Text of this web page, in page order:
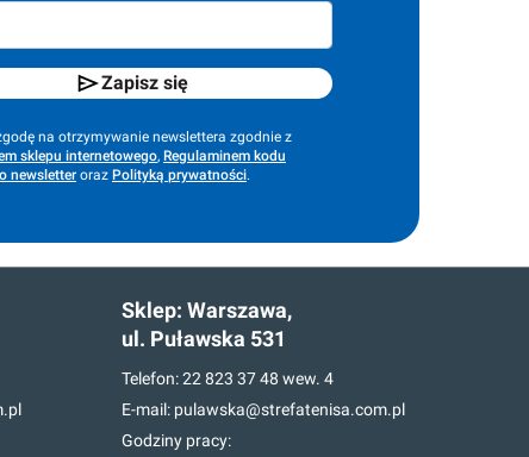
Zapisz się
na otrzymywanie newslettera zgodnie z
sklepu internetowego, Regulaminem kodu
newsletter oraz Polityką prywatności.
Sklep: Warszawa,
ul. Puławska 531
Telefon:22 823 37 48 wew. 4
E-mail: pulawska@strefatenisa.com.pl
Godziny pracy: